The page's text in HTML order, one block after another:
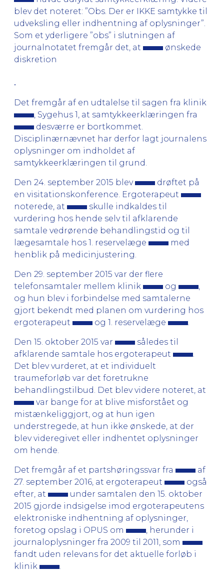
blev det noteret: ”Obs. Der er IKKE samtykke til
udveksling eller indhentning af oplysninger”.
Som et yderligere ”obs” i slutningen af
journalnotatet fremgår det, at
ønskede
diskretion
.
Det fremgår af en udtalelse til sagen fra klinik
, Sygehus 1, at samtykkeerklæringen fra
desværre er bortkommet.
Disciplinærnævnet har derfor lagt journalens
oplysninger om indholdet af
samtykkeerklæringen til grund.
Den 24. september 2015 blev
drøftet på
en visitationskonference. Ergoterapeut
noterede, at
skulle indkaldes til
vurdering hos hende selv til afklarende
samtale vedrørende behandlingstid og til
lægesamtale hos 1. reservelæge
med
henblik på medicinjustering.
Den 29. september 2015 var der flere
telefonsamtaler mellem klinik
og
og hun blev i forbindelse med samtalerne
gjort bekendt med planen om vurdering hos
ergoterapeut
og 1. reservelæge
Den 15. oktober 2015 var
således til
afklarende samtale hos ergoterapeut
Det blev vurderet, at et individuelt
traumeforløb var det foretrukne
behandlingstilbud. Det blev videre noteret, at
var bange for at blive misforstået og
mistænkeliggjort, og at hun igen
understregede, at hun ikke ønskede, at der
blev videregivet eller indhentet oplysninger
om hende.
Det fremgår af et partshøringssvar fra
af
27. september 2016, at ergoterapeut
også
efter, at
under samtalen den 15. oktober
2015 gjorde indsigelse imod ergoterapeutens
elektroniske indhentning af oplysninger,
foretog opslag i OPUS om
, herunder i
journaloplysninger fra 2009 til 2011, som
fandt uden relevans for det aktuelle forløb i
klinik